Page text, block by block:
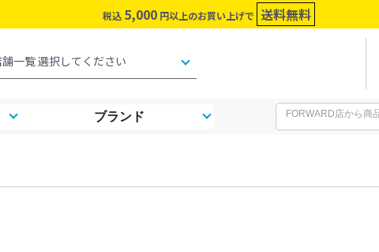
税込 5,000 円以上のお買い上げで 送料無料
ブランド